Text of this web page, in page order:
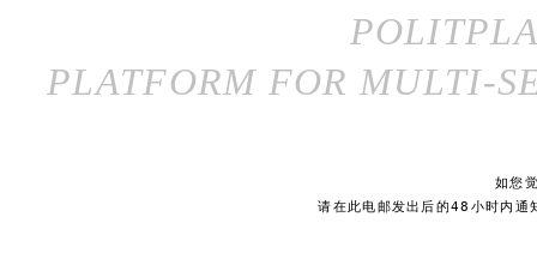
PLATFORM FOR MULTI-
如您
请在此电邮发出后的48小时内通